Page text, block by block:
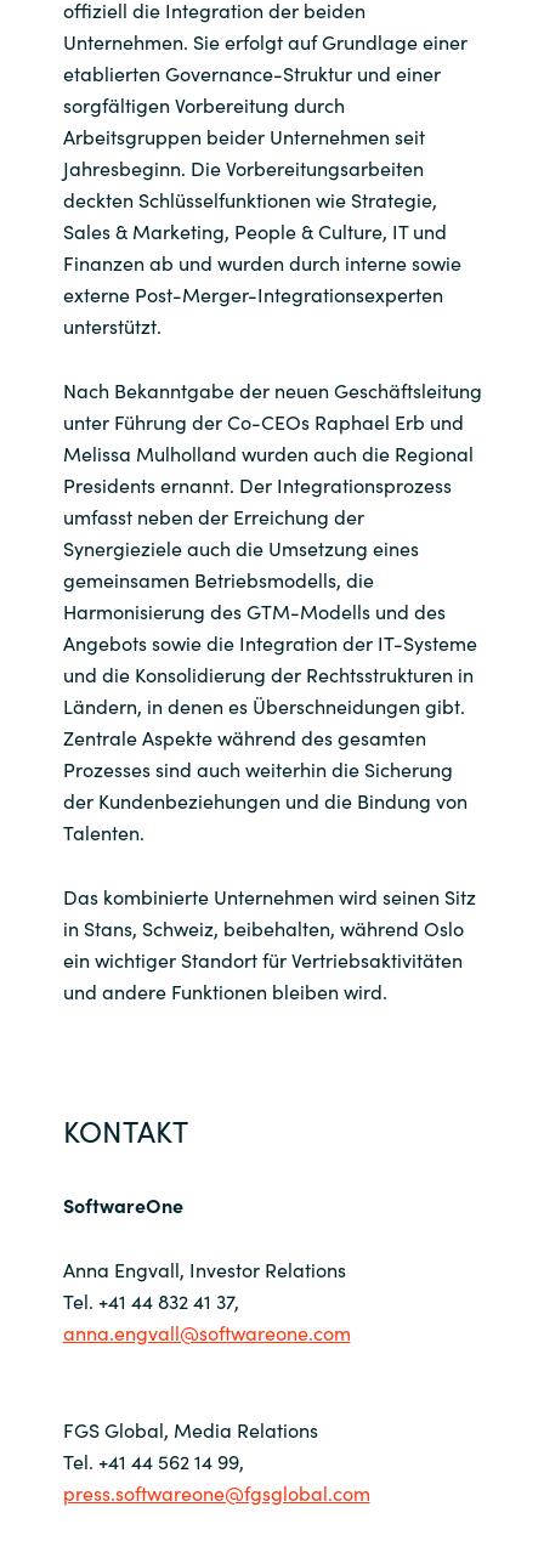
offiziell die Integration der beiden
Unternehmen. Sie erfolgt auf Grundlage einer
etablierten Governance-Struktur und einer
sorgfältigen Vorbereitung durch
Arbeitsgruppen beider Unternehmen seit
Jahresbeginn. Die Vorbereitungsarbeiten
deckten Schlüsselfunktionen wie Strategie,
Sales & Marketing, People & Culture, IT und
Finanzen ab und wurden durch interne sowie
externe Post-Merger-Integrationsexperten
unterstützt.
Nach Bekanntgabe der neuen Geschäftsleitung
unter Führung der Co-CEOs Raphael Erb und
Melissa Mulholland wurden auch die Regional
Presidents ernannt. Der Integrationsprozess
umfasst neben der Erreichung der
Synergieziele auch die Umsetzung eines
gemeinsamen Betriebsmodells, die
Harmonisierung des GTM-Modells und des
Angebots sowie die Integration der IT-Systeme
und die Konsolidierung der Rechtsstrukturen in
Ländern, in denen es Überschneidungen gibt.
Zentrale Aspekte während des gesamten
Prozesses sind auch weiterhin die Sicherung
der Kundenbeziehungen und die Bindung von
Talenten.
Das kombinierte Unternehmen wird seinen Sitz
in Stans, Schweiz, beibehalten, während Oslo
ein wichtiger Standort für Vertriebsaktivitäten
und andere Funktionen bleiben wird.
KONTAKT
SoftwareOne
Anna Engvall, Investor Relations
Tel. +41 44 832 41 37,
anna.engvall@softwareone.com
FGS Global, Media Relations
Tel. +41 44 562 14 99,
press.softwareone@fgsglobal.com